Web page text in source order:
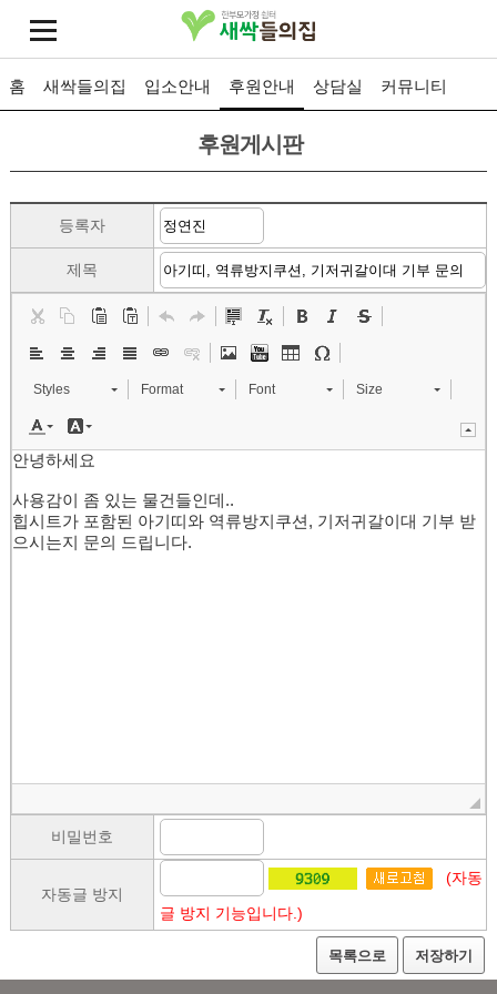
홈 새싹들의집 입소안내 후원안내 상담실 커뮤니티
후원게시판
등록자
제목
Styles Format Font Size
비밀번호
자동글 방지
(자동
글 방지 기능입니다.)
목록으로 저장하기